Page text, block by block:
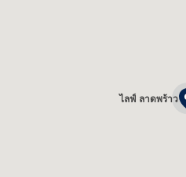
ไลฟ์ ลาดพร้าว